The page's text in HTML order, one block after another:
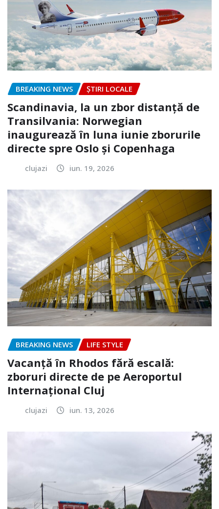
BREAKING NEWS ȘTIRI LOCALE
Scandinavia, la un zbor distanță de
Transilvania: Norwegian
inaugurează în luna iunie zborurile
directe spre Oslo și Copenhaga
clujazi iun. 19, 2026
BREAKING NEWS LIFE STYLE
Vacanță în Rhodos fără escală:
zboruri directe de pe Aeroportul
Internațional Cluj
clujazi iun. 13, 2026